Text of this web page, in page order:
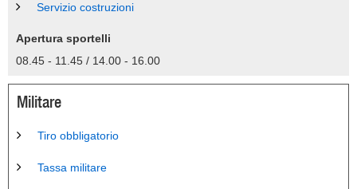
Servizio costruzioni
Apertura sportelli
08.45 - 11.45 / 14.00 - 16.00
Militare
Tiro obbligatorio
Tassa militare